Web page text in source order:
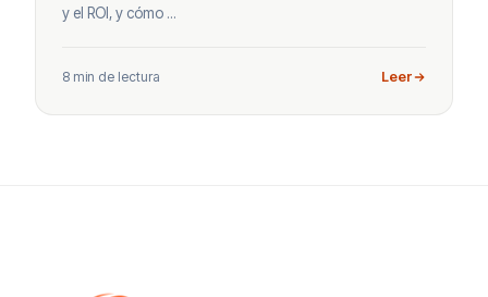
y el ROI, y cómo ...
8 min de lectura Leer